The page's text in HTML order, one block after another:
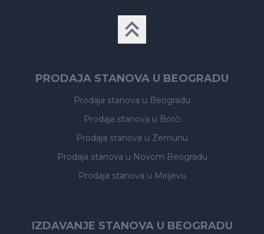
PRODAJA STANOVA U BEOGRADU
Prodaja stanova u Beogradu
Prodaja stanova u Borči
Prodaja stanova u Zemunu
Prodaja stanova u Novom Beogradu
Prodaja stanova u Mirijevu
IZDAVANJE STANOVA U BEOGRADU